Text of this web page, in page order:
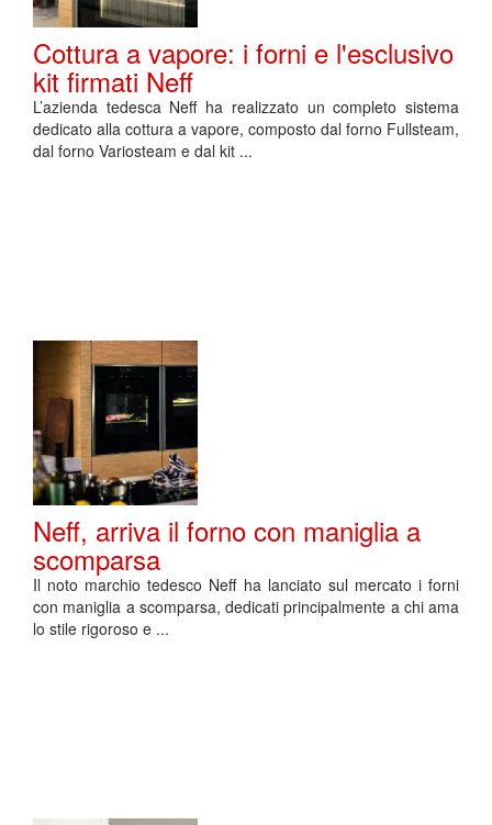
Cottura a vapore: i forni e l'esclusivo
kit firmati Neff
L’azienda tedesca Neff ha realizzato un completo sistema
dedicato alla cottura a vapore, composto dal forno Fullsteam,
dal forno Variosteam e dal kit ...
Neff, arriva il forno con maniglia a
scomparsa
Il noto marchio tedesco Neff ha lanciato sul mercato i forni
con maniglia a scomparsa, dedicati principalmente a chi ama
lo stile rigoroso e ...